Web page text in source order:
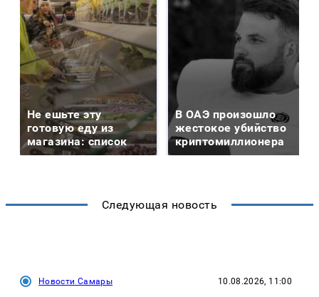
Не ешьте эту
готовую еду из
магазина: список
В ОАЭ произошло
жестокое убийство
криптомиллионера
Следующая новость
Новости Самары 10.08.2026, 11:00